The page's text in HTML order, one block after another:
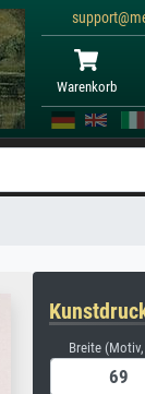
Warenkorb
Breite